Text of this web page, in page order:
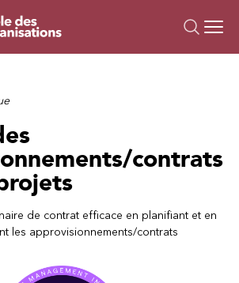
contrats
de contrat efficace en planifiant et en
les approvisionnements/contrats